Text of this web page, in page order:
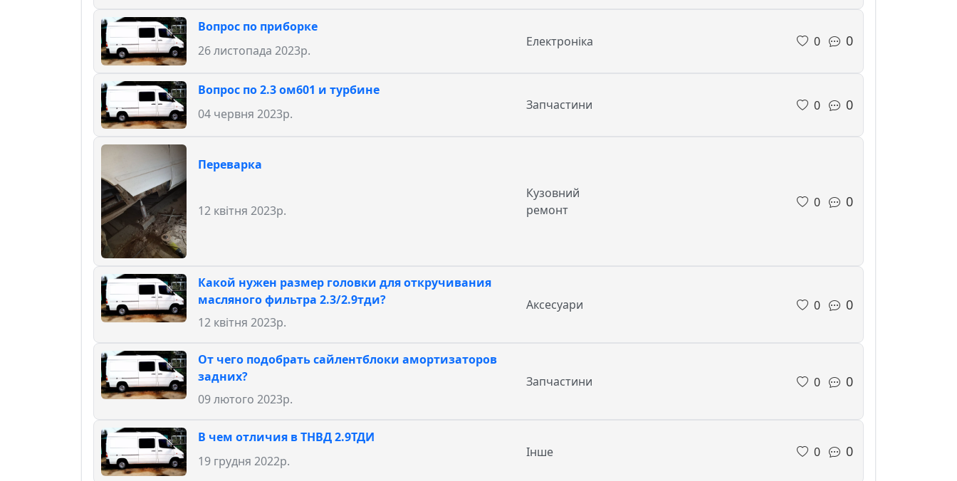
Вопрос по приборке
26 листопада 2023р.
Електроніка 0 0
Вопрос по 2.3 ом601 и турбине
04 червня 2023р.
Запчастини 0 0
Переварка
12 квітня 2023р.
Кузовний
ремонт
0 0
Какой нужен размер головки для откручивания
масляного фильтра 2.3/2.9тди?
12 квітня 2023р.
Аксесуари 0 0
От чего подобрать сайлентблоки амортизаторов
задних?
09 лютого 2023р.
Запчастини 0 0
В чем отличия в ТНВД 2.9ТДИ
19 грудня 2022р.
Інше 0 0